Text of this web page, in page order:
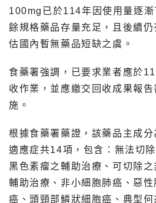
100mg已於114年因使用量逐
餘規格藥品存量充足，且後續
估國內暫無藥品短缺之虞。
食藥署強調，已要求業者應於
收作業，並應繳交回收成果報
施。
根據食藥署藥證，該藥品主成
適應症共14項，包含：無法切
黑色素瘤之輔助治療、可切除
輔助治療、非小細胞肺癌、惡
癌、頭頸部鱗狀細胞癌、典型